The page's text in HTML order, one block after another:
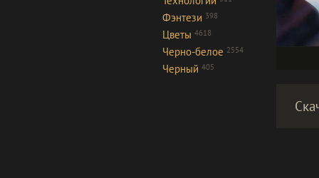
Фэнтези 398
Цветы 4618
Черно-белое 2554
Черный 405